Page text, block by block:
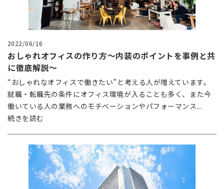
2022/06/16
おしゃれオフィスの作り方～内装のポイントを事例と共
に徹底解説～
“おしゃれなオフィスで働きたい”と考える人が増えています。
就職・転職先の条件にオフィス環境が入ることも多く、また今
働いている人の業務へのモチベーションやパフォーマンス...
続きを読む